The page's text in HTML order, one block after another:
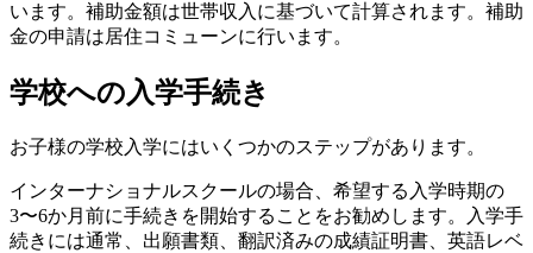
います。補助金額は世帯収入に基づいて計算されます。補助
金の申請は居住コミューンに行います。
学校への入学手続き
お子様の学校入学にはいくつかのステップがあります。
インターナショナルスクールの場合、希望する入学時期の
3〜6か月前に手続きを開始することをお勧めします。入学手
続きには通常、出願書類、翻訳済みの成績証明書、英語レベ